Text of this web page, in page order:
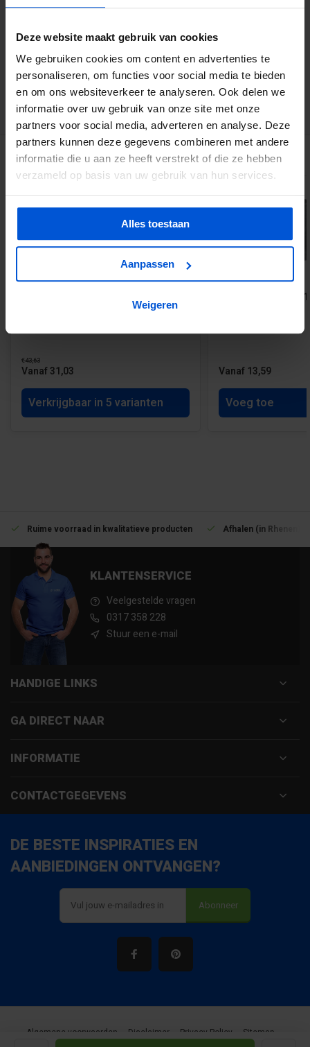
Deze website maakt gebruik van cookies
We gebruiken cookies om content en advertenties te
personaliseren, om functies voor social media te bieden
en om ons websiteverkeer te analyseren. Ook delen we
informatie over uw gebruik van onze site met onze
partners voor social media, adverteren en analyse. Deze
partners kunnen deze gegevens combineren met andere
informatie die u aan ze heeft verstrekt of die ze hebben
verzameld op basis van uw gebruik van hun services.
Alles toestaan
Aanpassen
Weigeren
info@dejonghandelsonderneming.nl
GERELATEERDE PRODUCTEN
-10%
€43,63
Vanaf 31,03
Verkrijgbaar in 5 varianten
Budget Betonpoer
Vanaf 13,59
Voeg toe
Ruime voorraad in kwalitatieve producten Afhalen (in Rhenen)
KLANTENSERVICE
Veelgestelde vragen
0317 358 228
Stuur een e-mail
HANDIGE LINKS
GA DIRECT NAAR
INFORMATIE
CONTACTGEGEVENS
DE BESTE INSPIRATIES EN
AANBIEDINGEN ONTVANGEN?
Abonneer
Algemene voorwaarden Disclaimer Privacy Policy Sitemap